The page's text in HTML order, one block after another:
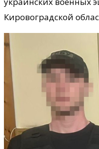
Кировоградской